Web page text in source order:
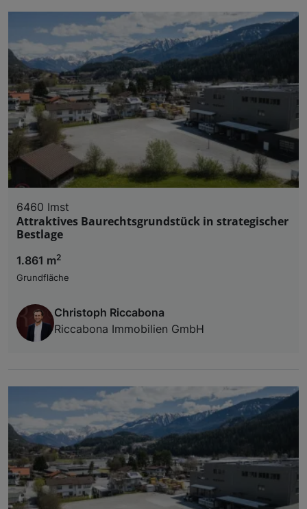
6460 Imst
Attraktives Baurechtsgrundstück in strategischer
Bestlage
1.861 m2
Grundfläche
Christoph Riccabona
Riccabona Immobilien GmbH